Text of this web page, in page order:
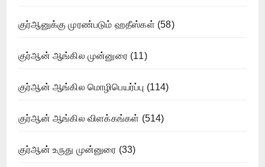
குர்ஆனுக்கு முரண்படும் ஹதீஸ்கள் (58)
குர்ஆன் ஆங்கில முன்னுரை(11)
குர்ஆன் ஆங்கில மொழிபெயர்ப்பு (114)
குர்ஆன் ஆங்கில விளக்கங்கள் (514)
குர்ஆன் உருது முன்னுரை (33)